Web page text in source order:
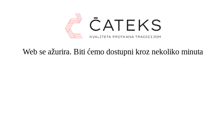
Web se ažurira. Biti ćemo dostupni kroz nekoliko minuta